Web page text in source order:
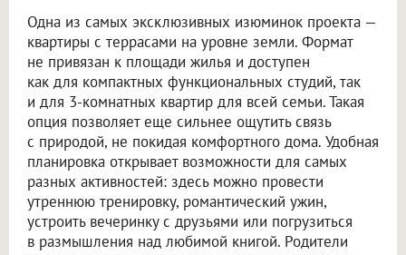
Одна из самых эксклюзивных изюминок проекта —
квартиры с террасами на уровне земли. Формат
не привязан к площади жилья и доступен
как для компактных функциональных студий, так
и для 3-комнатных квартир для всей семьи. Такая
опция позволяет еще сильнее ощутить связь
с природой, не покидая комфортного дома. Удобная
планировка открывает возможности для самых
разных активностей: здесь можно провести
утреннюю тренировку, романтический ужин,
устроить вечеринку с друзьями или погрузиться
в размышления над любимой книгой. Родители